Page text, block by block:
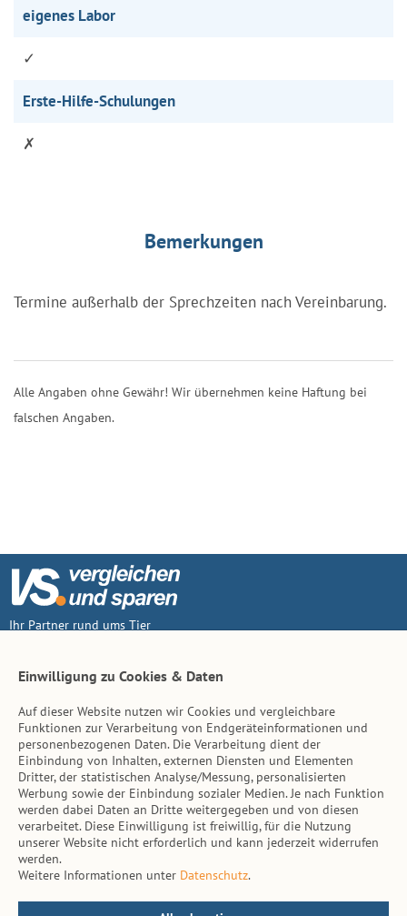
eigenes Labor
✓
Erste-Hilfe-Schulungen
✗
Bemerkungen
Termine außerhalb der Sprechzeiten nach Vereinbarung.
Alle Angaben ohne Gewähr! Wir übernehmen keine Haftung bei
falschen Angaben.
Ihr Partner rund ums Tier
Inhalt
Tierarzt-Suche
Hinweise
AGB
Impressum
Datenschutz
Kontakt
Einwilligung zu Cookies & Daten
Auf dieser Website nutzen wir Cookies und vergleichbare
Funktionen zur Verarbeitung von Endgeräteinformationen und
personenbezogenen Daten. Die Verarbeitung dient der
Einbindung von Inhalten, externen Diensten und Elementen
Dritter, der statistischen Analyse/Messung, personalisierten
Werbung sowie der Einbindung sozialer Medien. Je nach Funktion
werden dabei Daten an Dritte weitergegeben und von diesen
verarbeitet. Diese Einwilligung ist freiwillig, für die Nutzung
unserer Website nicht erforderlich und kann jederzeit widerrufen
werden.
Weitere Informationen unter Datenschutz.